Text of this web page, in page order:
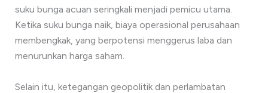
suku bunga acuan seringkali menjadi pemicu utama.
Ketika suku bunga naik, biaya operasional perusahaan
membengkak, yang berpotensi menggerus laba dan
menurunkan harga saham.
Selain itu, ketegangan geopolitik dan perlambatan